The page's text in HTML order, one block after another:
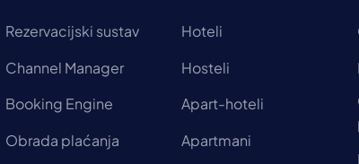
Rezervacijski sustav
Channel Manager
Booking Engine
Obrada plaćanja
Hoteli
Hosteli
Apart-hoteli
Apartmani